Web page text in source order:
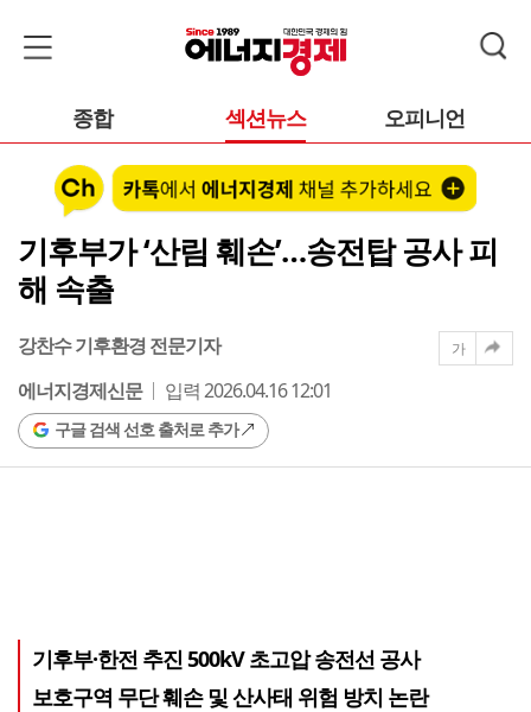
종합 섹션뉴스 오피니언
기후부가 ‘산림 훼손’…송전탑 공사 피
해 속출
강찬수 기후환경 전문기자
에너지경제신문
입력 2026.04.16 12:01
구글 검색 선호 출처로 추가
가
기후부·한전 추진 500kV 초고압 송전선 공사
보호구역 무단 훼손 및 산사태 위험 방치 논란